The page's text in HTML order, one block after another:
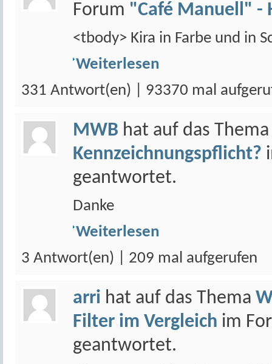
Forum "Café Manuell" -
<tbody> Kira in Farbe und in
Weiterlesen
331 Antwort(en) | 93370 mal
MWB hat auf das
Kennzeichnungspflicht?
geantwortet.
Danke
Weiterlesen
3 Antwort(en) | 209 mal aufgerufen
arri hat auf das Thema
Filter im Vergleich im
geantwortet.